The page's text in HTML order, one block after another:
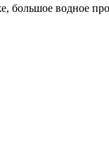
большое водное